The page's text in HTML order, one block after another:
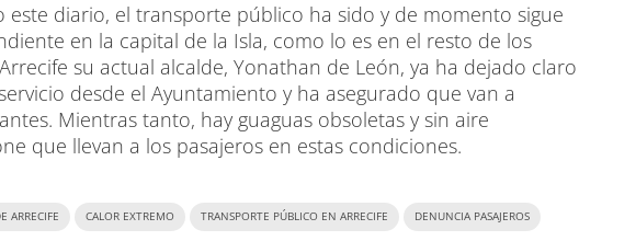
este diario, el transporte público ha sido y de momento sigue
en la capital de la Isla, como lo es en el resto de los
su actual alcalde, Yonathan de León, ya ha dejado claro
desde el Ayuntamiento y ha asegurado que van a
Mientras tanto, hay guaguas obsoletas y sin aire
que llevan a los pasajeros en estas condiciones.
ARRECIFE CALOR EXTREMO TRANSPORTE PÚBLICO EN ARRECIFE DENUNCIA PASAJEROS